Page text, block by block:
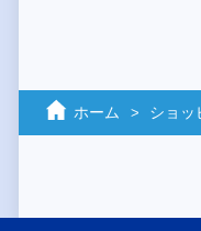
ホーム ショッ